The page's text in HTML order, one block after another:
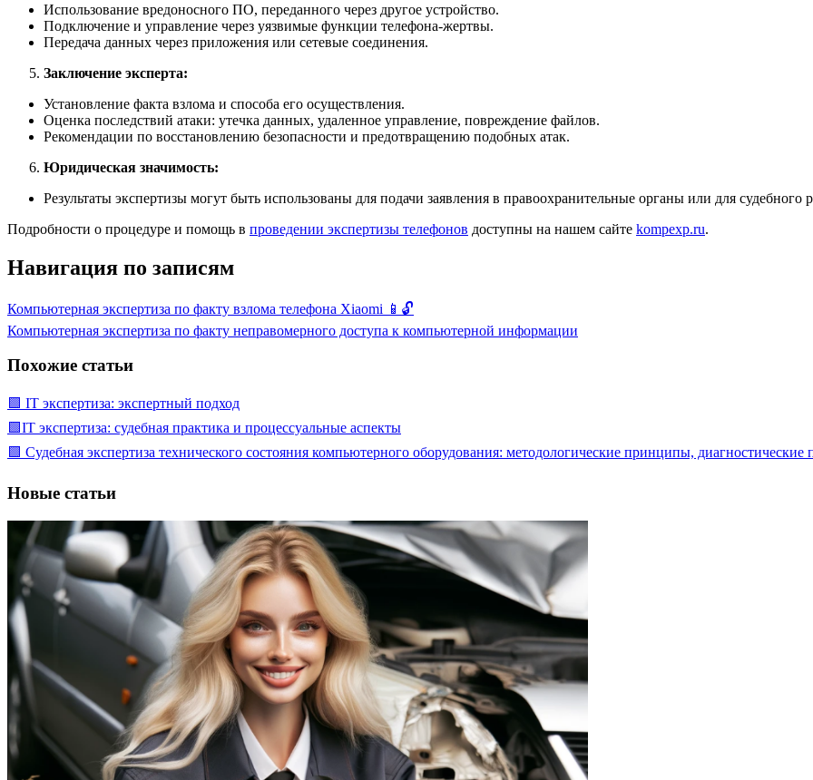
Использование вредоносного ПО, переданного через другое устройство.
Подключение и управление через уязвимые функции телефона-жертвы.
Передача данных через приложения или сетевые соединения.
Заключение эксперта:
Установление факта взлома и способа его осуществления.
Оценка последствий атаки: утечка данных, удаленное управление, повреждение файлов.
Рекомендации по восстановлению безопасности и предотвращению подобных атак.
Юридическая значимость:
Результаты экспертизы могут быть использованы для подачи заявления в правоохранительные органы или для судебного
Подробности о процедуре и помощь в проведении экспертизы телефонов доступны на нашем сайте kompexp.ru.
Навигация по записям
Компьютерная экспертиза по факту взлома телефона Xiaomi 📱🔓
Компьютерная экспертиза по факту неправомерного доступа к компьютерной информации
Похожие статьи
🟩 IT экспертиза: экспертный подход
🟩IT экспертиза: судебная практика и процессуальные аспекты
🟩 Судебная экспертиза технического состояния компьютерного оборудования: методологические принципы, диагностические
Новые статьи